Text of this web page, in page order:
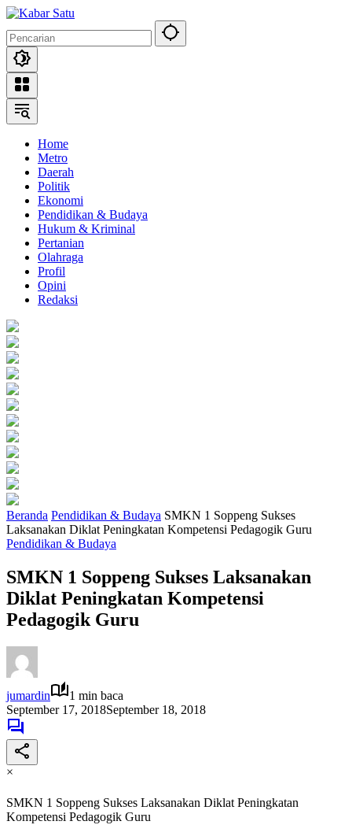
Langsung
konten
Home
Metro
Daerah
Politik
Ekonomi
Pendidikan & Budaya
Hukum & Kriminal
Pertanian
Olahraga
Profil
Opini
Redaksi
Beranda Pendidikan & Budaya SMKN 1 Soppeng Sukses
Laksanakan Diklat Peningkatan Kompetensi Pedagogik Guru
Pendidikan & Budaya
SMKN 1 Soppeng Sukses Laksanakan
Diklat Peningkatan Kompetensi
Pedagogik Guru
jumardin
1 min baca
September 17, 2018September 18, 2018
×
SMKN 1 Soppeng Sukses Laksanakan Diklat Peningkatan
Kompetensi Pedagogik Guru